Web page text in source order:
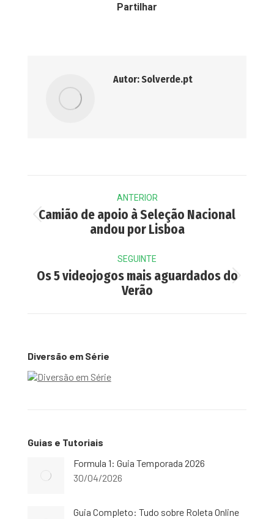
Partilhar
Autor:Solverde.pt
navigation
ANTERIOR
Previous
post:
Camião de apoio à Seleção Nacional
andou por Lisboa
SEGUINTE
Next
post:
Os 5 videojogos mais aguardados do
Verão
Diversão em Série
Guias e Tutoriais
Formula 1: Guia Temporada 2026
30/04/2026
Guia Completo: Tudo sobre Roleta Online